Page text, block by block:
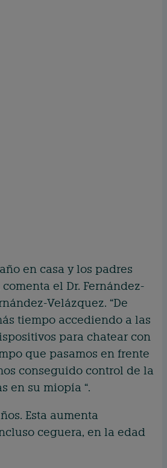
en casa y los padres
el Dr. Fernández-
Velázquez. “De
tiempo accediendo a las
para chatear con
que pasamos en frente
conseguido control de la
en su miopía “.
Esta aumenta
ceguera, en la edad